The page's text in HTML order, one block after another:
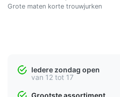
Grote maten korte trouwjurken
Iedere zondag open
van 12 tot 17